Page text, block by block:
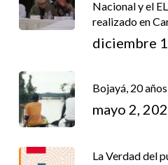
Nacional y el
realizado en
diciembre
Bojayá, 20 años
mayo 2,
La Verdad del